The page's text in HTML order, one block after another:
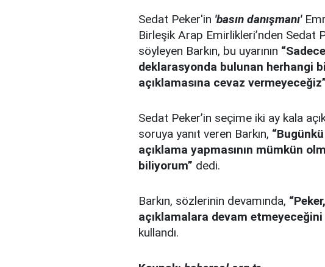
Sedat Peker'in 'basın danışmanı'
Birleşik Arap Emirlikleri’nden Sedat
söyleyen Barkın, bu uyarının
deklarasyonda bulunan herhangi
açıklamasına cevaz
Sedat Peker’in seçime iki ay kala
soruya yanıt veren Barkın,
açıklama yapmasının mümkün
biliyorum” dedi.
Barkın, sözlerinin devamında,
açıklamalara devam
kullandı.